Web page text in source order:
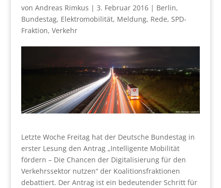
von Andreas Rimkus | 3. Februar 2016| Berlin,
Bundestag, Elektromobilität, Meldung, Rede, SPD-
Fraktion, Verkehr
Letzte Woche Freitag hat der Deutsche Bundestag in
erster Lesung den Antrag „Intelligente Mobilität
fördern – Die Chancen der Digitalisierung für den
Verkehrssektor nutzen“ der Koalitionsfraktionen
debattiert. Der Antrag ist ein bedeutender Schritt für